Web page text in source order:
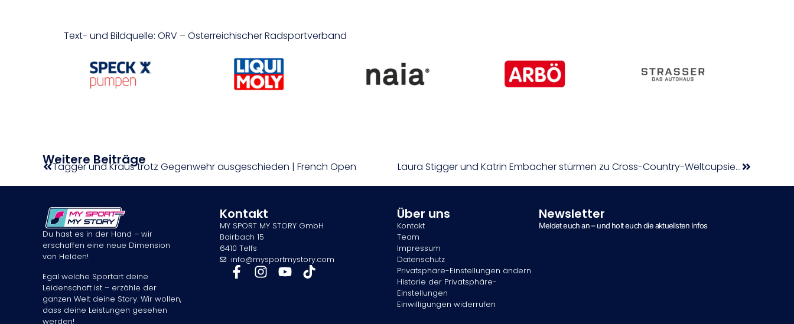
Text- und Bildquelle: ÖRV – Österreichischer Radsportverband
Weitere Beiträge
Tagger und Kraus trotz Gegenwehr ausgeschieden | French Open Laura Stigger und Katrin Embacher stürmen zu Cross-Country-Weltcupsiegen in Nove Mesto
Du hast es in der Hand – wir
erschaffen eine neue Dimension
von Helden!
Egal welche Sportart deine
Leidenschaft ist – erzähle der
ganzen Welt deine Story. Wir wollen,
dass deine Leistungen gesehen
werden!
Kontakt
MY SPORT MY STORY GmbH
Bairbach 15
6410 Telfs
info@mysportmystory.com
Über uns
Kontakt
Team
Impressum
Datenschutz
Privatsphäre-Einstellungen ändern
Historie der Privatsphäre-
Einstellungen
Einwilligungen widerrufen
Newsletter
Meldet euch an – und holt euch die aktuellsten Infos